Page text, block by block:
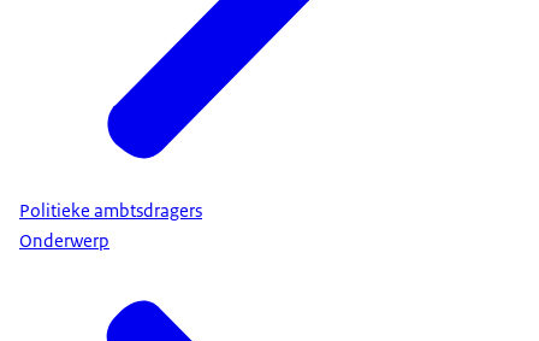
Politieke ambtsdragers
Onderwerp